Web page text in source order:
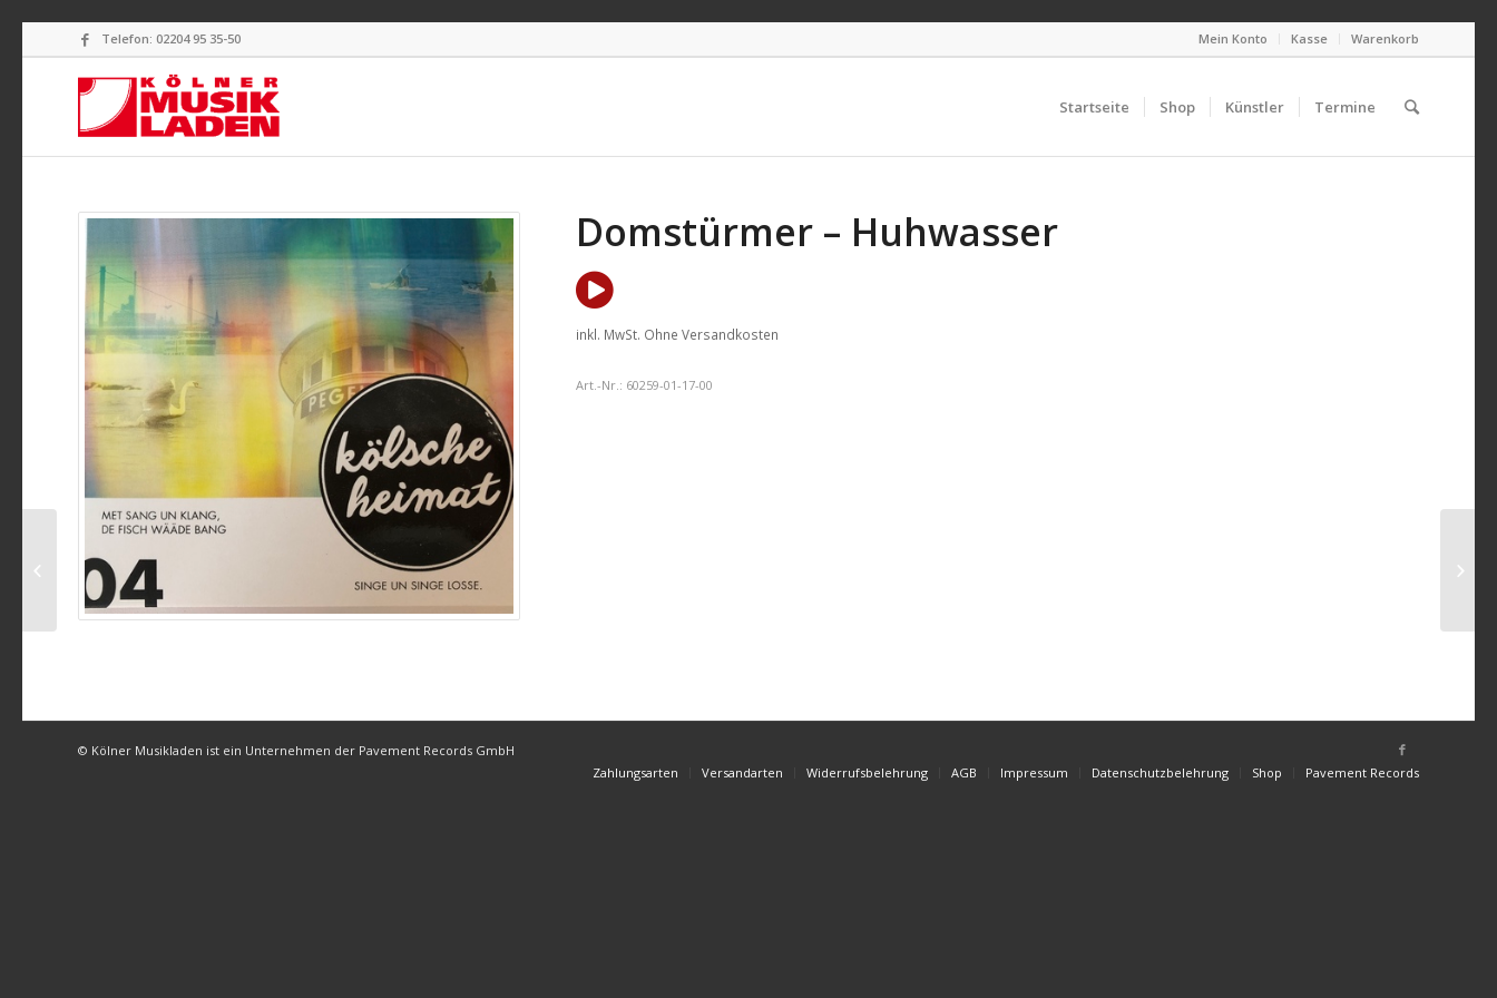
Mein Konto Kasse Warenkorb
Telefon: 02204 95 35-50
Startseite Shop Künstler Termine
Domstürmer – Huhwasser
inkl. MwSt. Ohne Versandkosten
Art.-Nr.: 60259-01-17-00
© Kölner Musikladen ist ein Unternehmen der Pavement Records GmbH
Zahlungsarten
Versandarten Widerrufsbelehrung AGB Impressum Datenschutzbelehrung Shop Pavement Records
Ming Zigg es jekumme